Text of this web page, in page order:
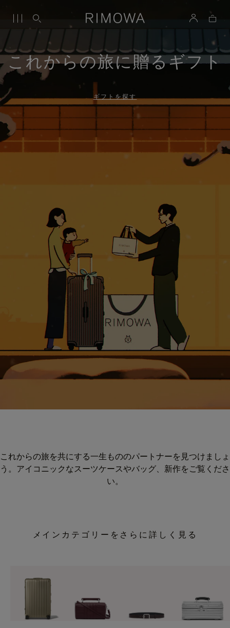
これからの旅に贈るギフト
ギフトを探す
これからの旅を共にする一生もののパートナーを見つけましょ
う。アイコニックなスーツケースやバッグ、新作をご覧くださ
い。
メインカテゴリーをさらに詳しく見る